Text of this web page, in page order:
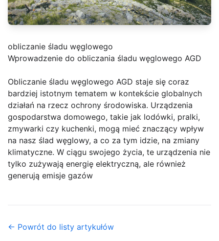
obliczanie śladu węglowego
Wprowadzenie do obliczania śladu węglowego AGD
Obliczanie śladu węglowego AGD staje się coraz
bardziej istotnym tematem w kontekście globalnych
działań na rzecz ochrony środowiska. Urządzenia
gospodarstwa domowego, takie jak lodówki, pralki,
zmywarki czy kuchenki, mogą mieć znaczący wpływ
na nasz ślad węglowy, a co za tym idzie, na zmiany
klimatyczne. W ciągu swojego życia, te urządzenia nie
tylko zużywają energię elektryczną, ale również
generują emisje gazów
← Powrót do listy artykułów